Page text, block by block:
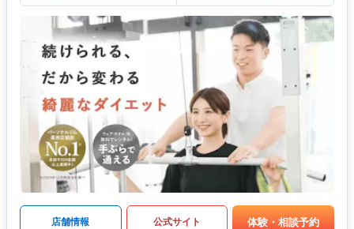
店舗情報 公式サイト 体験・相談予約